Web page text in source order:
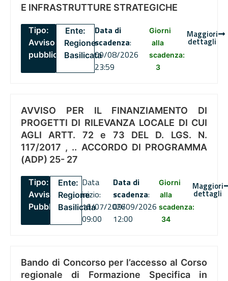
E INFRASTRUTTURE STRATEGICHE
Tipo:
Avviso
pubblico
Ente:
Regione
Basilicata
Data di
scadenza:
09/08/2026
23:59
Giorni
alla
scadenza:
3
Maggiori
dettagli
AVVISO PER IL FINANZIAMENTO DI
PROGETTI DI RILEVANZA LOCALE DI CUI
AGLI ARTT. 72 e 73 DEL D. LGS. N.
117/2017 , .. ACCORDO DI PROGRAMMA
(ADP) 25- 27
Tipo:
Avviso
Pubblico
Ente:
Regione
Basilicata
Data
inizio:
16/07/2026
09:00
Data di
scadenza:
09/09/2026
12:00
Giorni
alla
scadenza:
34
Maggiori
dettagli
Bando di Concorso per l’accesso al Corso
regionale di Formazione Specifica in